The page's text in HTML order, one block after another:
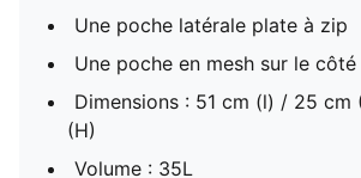
Une poche latérale plate à zip
Une poche en mesh sur le côté
Dimensions : 51 cm (l) / 25 cm
(H)
Volume : 35L